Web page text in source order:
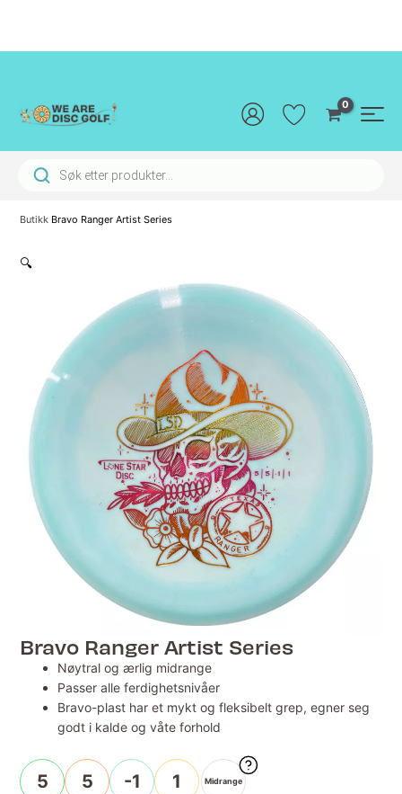
innholdet
Products search
Butikk Bravo Ranger Artist Series
🔍
Bravo Ranger Artist Series
Nøytral og ærlig midrange
Passer alle ferdighetsnivåer
Bravo-plast har et mykt og fleksibelt grep, egner seg
godt i kalde og våte forhold
5 5 -1 1 Midrange